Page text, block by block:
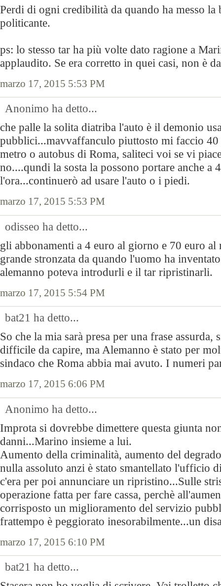
Perdi di ogni credibilità da quando ha messo la
politicante.
ps: lo stesso tar ha più volte dato ragione a
applaudito. Se era corretto in quei casi, non è
marzo 17, 2015 5:53 PM
Anonimo ha detto...
che palle la solita diatriba l'auto è il demonio
pubblici...mavvaffanculo piuttosto mi faccio 40
metro o autobus di Roma, saliteci voi se vi
no....qundi la sosta la possono portare anche a
l'ora...continuerò ad usare l'auto o i piedi.
marzo 17, 2015 5:53 PM
odisseo ha detto...
gli abbonamenti a 4 euro al giorno e 70 euro al
grande stronzata da quando l'uomo ha
alemanno poteva introdurli e il tar ripristinarli.
marzo 17, 2015 5:54 PM
bat21 ha detto...
So che la mia sarà presa per una frase assurda,
difficile da capire, ma Alemanno è stato per
sindaco che Roma abbia mai avuto. I numeri
marzo 17, 2015 6:06 PM
Anonimo ha detto...
Improta si dovrebbe dimettere questa giunta
danni...Marino insieme a lui.
Aumento della criminalità, aumento del
nulla assoluto anzi è stato smantellato l'ufficio
c'era per poi annunciare un ripristino...Sulle
operazione fatta per fare cassa, perchè
corrisposto un miglioramento del servizio
frattempo è peggiorato inesorabilmente...un
marzo 17, 2015 6:10 PM
bat21 ha detto...